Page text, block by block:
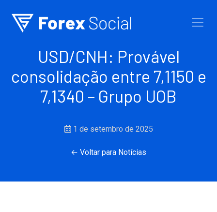
USD/CNH: Provável
consolidação entre 7,1150 e
7,1340 – Grupo UOB
1 de setembro de 2025
← Voltar para Notícias